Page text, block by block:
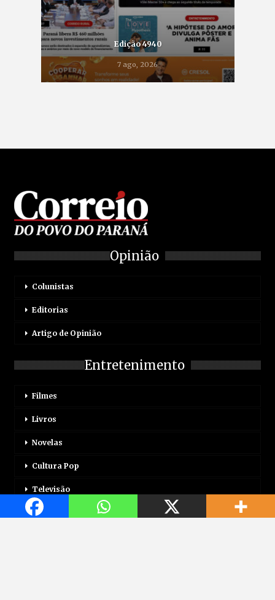
Edição 4940
7 ago, 2026
Opinião
Colunistas
Editorias
Artigo de Opinião
Entretenimento
Filmes
Livros
Novelas
Cultura Pop
Televisão
Mais